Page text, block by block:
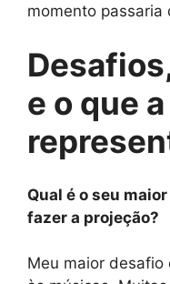
momento passaria
e o que
Qual é o seu
fazer a projeção?
Meu maior desafio